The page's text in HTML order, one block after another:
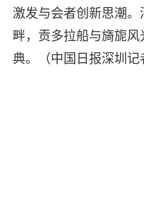
激发与会者创新思潮
畔，贡多拉船与旖旎
典。（中国日报深圳记